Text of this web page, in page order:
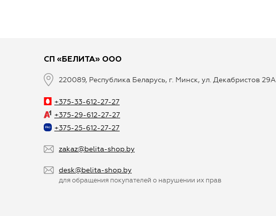
СП «БЕЛИТА» ООО
220089, Республика Беларусь, г. Минск, ул. Декабристов 29А
+375-33-612-27-27
+375-29-612-27-27
+375-25-612-27-27
zakaz@belita-shop.by
desk@belita-shop.by
для обращения покупателей о нарушении их прав